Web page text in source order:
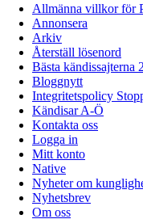
Allmänna villkor för
Annonsera
Arkiv
Återställ lösenord
Bästa kändissajterna
Bloggnytt
Integritetspolicy
Kändisar A-Ö
Kontakta oss
Logga in
Mitt konto
Native
Nyheter om
Nyhetsbrev
Om oss